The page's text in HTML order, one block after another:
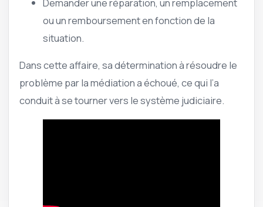
ou un remboursement en fonction de la
situation.
Dans cette affaire, sa détermination à résoudre le
problème par la médiation a échoué, ce qui l’a
conduit à se tourner vers le système judiciaire.